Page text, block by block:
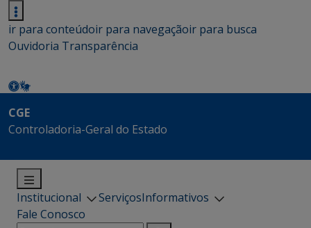
ir para conteúdoir para navegaçãoir para busca
Ouvidoria Transparência
CGE
Controladoria-Geral do Estado
Institucional ServiçosInformativos
Fale Conosco